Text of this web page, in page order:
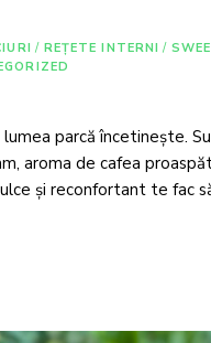
/ REȚETE INTERNI /
lumea parcă încetinește.
aroma de cafea
și reconfortant te fac